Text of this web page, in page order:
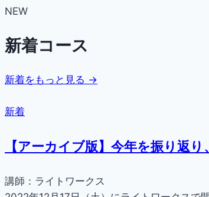
NEW
新着コース
新着をもっと見る →
新着
【アーカイブ版】今年を振り返
講師：ライトワークス